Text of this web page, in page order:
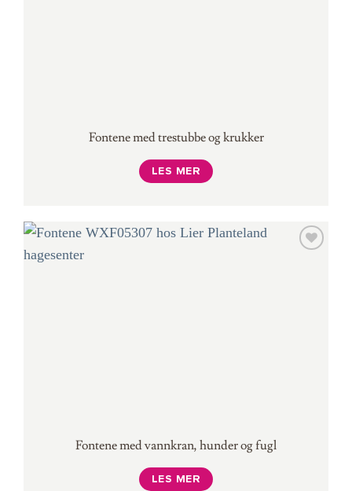
Fontene med trestubbe og krukker
LES MER
Fontene med vannkran, hunder og fugl
LES MER